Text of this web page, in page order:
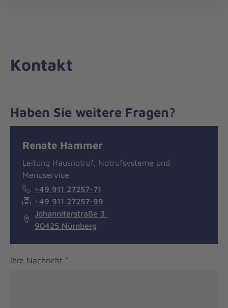
zum
Kontakt
Haben Sie weitere Fragen?
Renate Hammer
Leitung Hausnotruf, Notrufsysteme und
Menüservice
+49 911 27257-71
+49 911 27257-99
Johanniterstraße 3
90425 Nürnberg
Ihre Nachricht *